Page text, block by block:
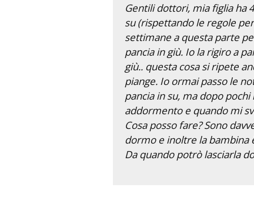
Gentili dottori, mia figlia ha
su (rispettando le regole
settimane a questa parte
pancia in giù. Io la rigiro a
giù.. questa cosa si ripete
piange. Io ormai passo le
pancia in su, ma dopo
addormento e quando mi
Cosa posso fare? Sono
dormo e inoltre la bambina
Da quando potrò lasciarla